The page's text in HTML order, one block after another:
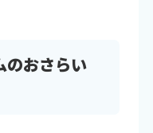
のおさらい